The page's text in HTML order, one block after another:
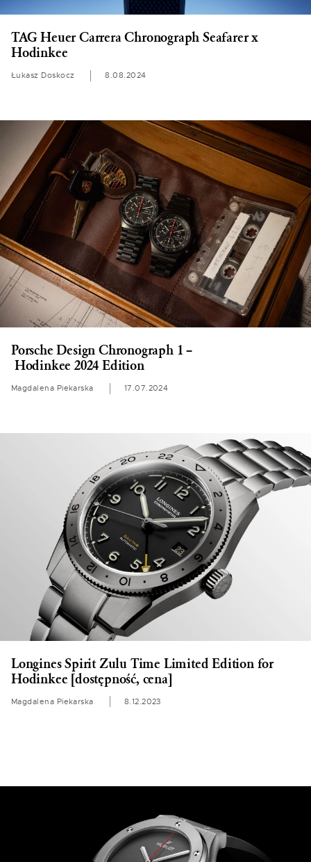
TAG Heuer Carrera Chronograph Seafarer x
Hodinkee
Łukasz Doskocz 8.08.2024
Porsche Design Chronograph 1 –
Hodinkee 2024 Edition
Magdalena Piekarska 17.07.2024
Longines Spirit Zulu Time Limited Edition for
Hodinkee [dostępność, cena]
Magdalena Piekarska 8.12.2023